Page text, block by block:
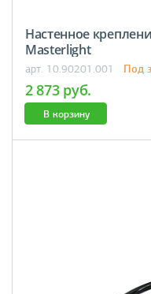
Настенное
Masterlight
арт. 10.90201.001 Под
2 873 руб.
В корзину